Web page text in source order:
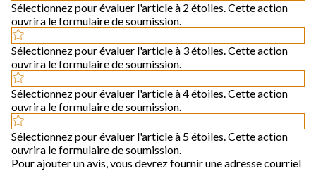
Sélectionnez pour évaluer l'article à 2 étoiles. Cette action
ouvrira le formulaire de soumission.
Sélectionnez pour évaluer l'article à 3 étoiles. Cette action
ouvrira le formulaire de soumission.
Sélectionnez pour évaluer l'article à 4 étoiles. Cette action
ouvrira le formulaire de soumission.
Sélectionnez pour évaluer l'article à 5 étoiles. Cette action
ouvrira le formulaire de soumission.
Pour ajouter un avis, vous devrez fournir une adresse courriel